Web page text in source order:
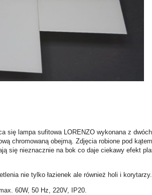
się lampa sufitowa LORENZO wykonana z
chromowaną obejmą. Zdjęcia robione pod
się nieznacznie na bok co daje ciekawy efekt
nie tylko łazienek ale również holi i
60W, 50 Hz, 220V, IP20.